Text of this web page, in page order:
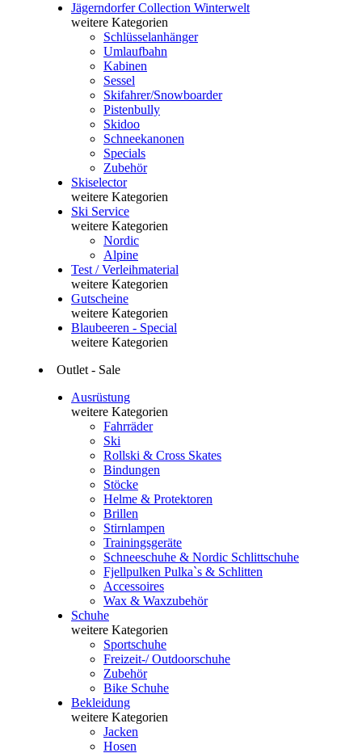
Jägerndorfer Collection Winterwelt
weitere Kategorien
Schlüsselanhänger
Umlaufbahn
Kabinen
Sessel
Skifahrer/Snowboarder
Pistenbully
Skidoo
Schneekanonen
Specials
Zubehör
Skiselector
weitere Kategorien
Ski Service
weitere Kategorien
Nordic
Alpine
Test / Verleihmaterial
weitere Kategorien
Gutscheine
weitere Kategorien
Blaubeeren - Special
weitere Kategorien
Outlet - Sale
Ausrüstung
weitere Kategorien
Fahrräder
Ski
Rollski & Cross Skates
Bindungen
Stöcke
Helme & Protektoren
Brillen
Stirnlampen
Trainingsgeräte
Schneeschuhe & Nordic Schlittschuhe
Fjellpulken Pulka`s & Schlitten
Accessoires
Wax & Waxzubehör
Schuhe
weitere Kategorien
Sportschuhe
Freizeit-/ Outdoorschuhe
Zubehör
Bike Schuhe
Bekleidung
weitere Kategorien
Jacken
Hosen